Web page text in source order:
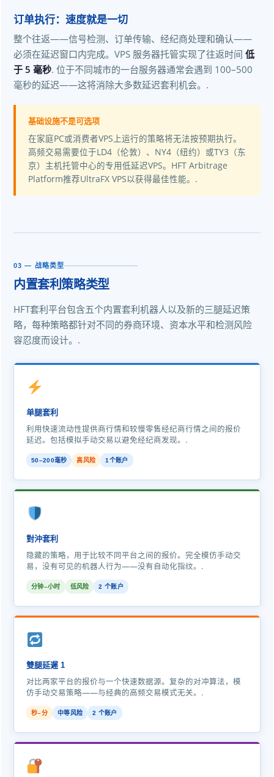
订单执行：速度就是一切
整个往返——信号检测、订单传输、经纪商处理和确认——
必须在延迟窗口内完成。VPS 服务器托管实现了往返时间 低
于 5 毫秒. 位于不同城市的一台服务器通常会遇到 100–500
毫秒的延迟——这将消除大多数延迟套利机会。.
基础设施不是可选项
在家庭PC或消费者VPS上运行的策略将无法按预期执行。
高频交易需要位于LD4（伦敦）、NY4（纽约）或TY3（东
京）主机托管中心的专用低延迟VPS。HFT Arbitrage
Platform推荐UltraFX VPS以获得最佳性能。.
03 — 战略类型
内置套利策略类型
HFT套利平台包含五个内置套利机器人以及新的三腿延迟策
略，每种策略都针对不同的券商环境、资本水平和检测风险
容忍度而设计。.
单腿套利
利用快速流动性提供商行情和较慢零售经纪商行情之间的报价
延迟。包括模拟手动交易以避免经纪商发现。.
50–200毫秒 高风险 1个账户
對沖套利
隐藏的策略，用于比较不同平台之间的报价。完全模仿手动交
易，没有可见的机器人行为——没有自动化指纹。.
分钟–小时 低风险 2 个账户
雙腿延遲 1
对比两家平台的报价与一个快速数据源。复杂的对冲算法，模
仿手动交易策略——与经典的高频交易模式无关。.
秒–分 中等风险 2 个账户